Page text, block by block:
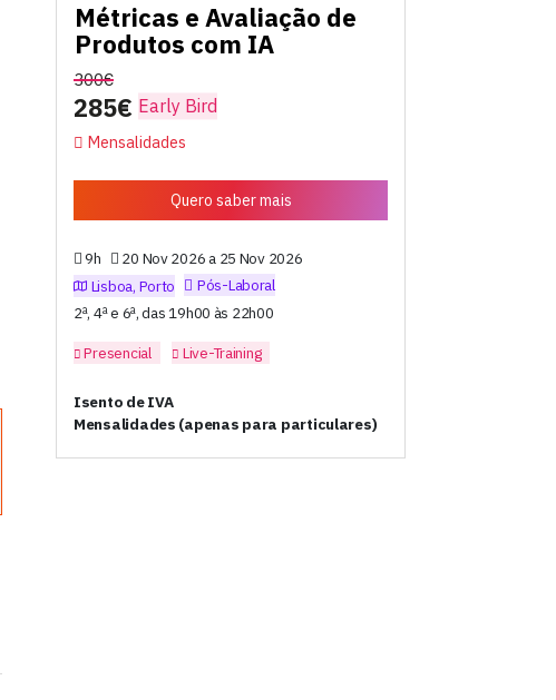
Métricas e Avaliação de
Produtos com IA
300€
285€ Early Bird
Mensalidades
Quero saber mais
9h
20 Nov 2026 a 25 Nov 2026
Lisboa, Porto
Pós-Laboral
2ª, 4ª e 6ª, das 19h00 às 22h00
Presencial
Live-Training
Isento de IVA
Mensalidades (apenas para particulares)